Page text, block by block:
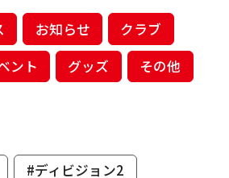
お知らせ
クラブ
ント グッズ その他
#ディビジョン2